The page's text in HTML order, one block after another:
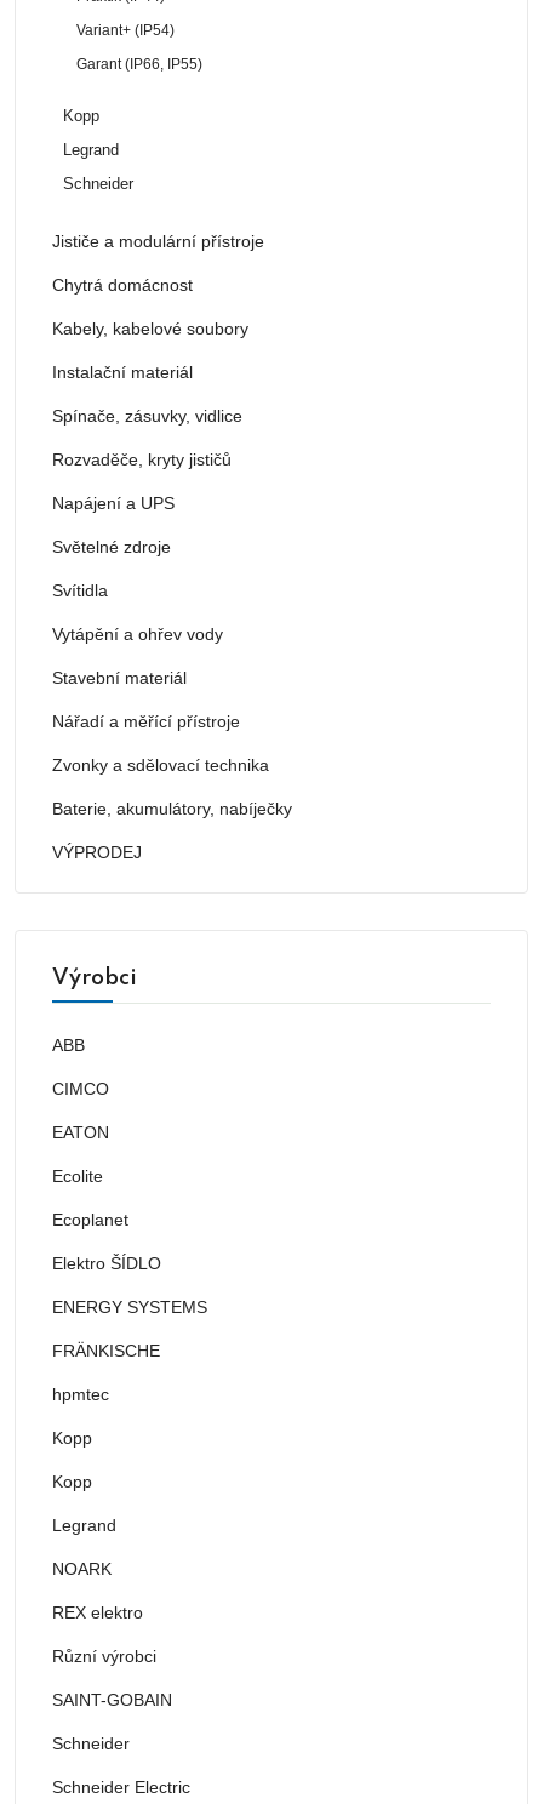
Variant+ (IP54)
Garant (IP66, IP55)
Kopp
Legrand
Schneider
Jističe a modulární přístroje
Chytrá domácnost
Kabely, kabelové soubory
Instalační materiál
Spínače, zásuvky, vidlice
Rozvaděče, kryty jističů
Napájení a UPS
Světelné zdroje
Svítidla
Vytápění a ohřev vody
Stavební materiál
Nářadí a měřící přístroje
Zvonky a sdělovací technika
Baterie, akumulátory, nabíječky
VÝPRODEJ
Výrobci
ABB
CIMCO
EATON
Ecolite
Ecoplanet
Elektro ŠÍDLO
ENERGY SYSTEMS
FRÄNKISCHE
hpmtec
Kopp
Kopp
Legrand
NOARK
REX elektro
Různí výrobci
SAINT-GOBAIN
Schneider
Schneider Electric